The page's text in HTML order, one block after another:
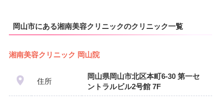
岡山市にある湘南美容クリニックのクリニック一覧
湘南美容クリニック 岡山院
住所
岡山県岡山市北区本町6‐30 第一セ
ントラルビル2号館 7F